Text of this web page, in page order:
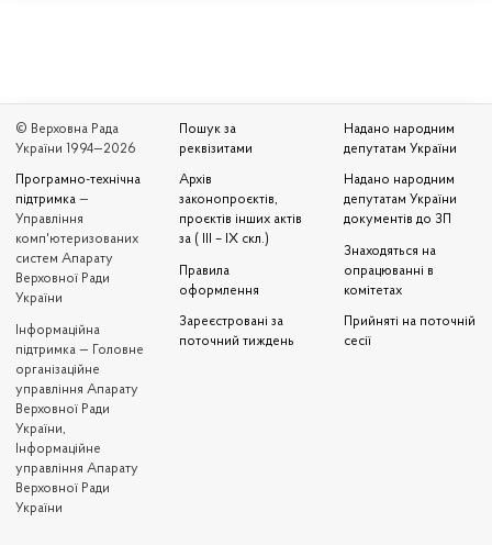
© Верховна Рада
України 1994—2026
Програмно-технічна
підтримка —
Управління
комп'ютеризованих
систем Апарату
Верховної Ради
України
Iнформаційна
підтримка — Головне
організаційне
управління Апарату
Верховної Ради
України,
Інформаційне
управління Апарату
Верховної Ради
України
Пошук за
реквізитами
Архів
законопроєктів,
проєктів інших актів
за ( III – IX скл.)
Правила
оформлення
Зареєстровані за
поточний тиждень
Надано народним
депутатам України
Надано народним
депутатам України
документів до ЗП
Знаходяться на
опрацюванні в
комітетах
Прийняті на поточній
сесії